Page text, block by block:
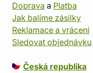
Doprava a Platba
Jak balíme zásilky
Reklamace a vrácení
Sledovat objednávku
Česká republika